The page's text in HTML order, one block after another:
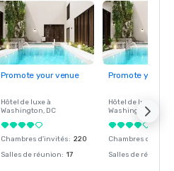
Promote your venue
Hôtel de luxe à
Washington, DC
Chambres d'invités: 220
Salles de réunion: 17
Promote your
Hôtel de luxe à
Washington
Chambres
Salles de réunion